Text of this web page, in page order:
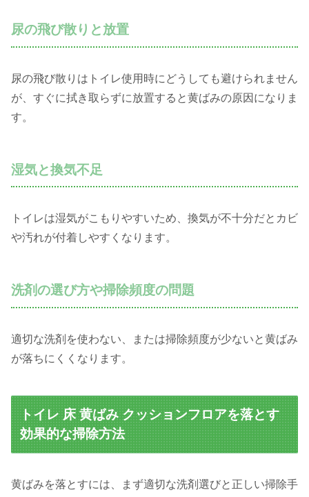
尿の飛び散りと放置
尿の飛び散りはトイレ使用時にどうしても避けられません
が、すぐに拭き取らずに放置すると黄ばみの原因になりま
す。
湿気と換気不足
トイレは湿気がこもりやすいため、換気が不十分だとカビ
や汚れが付着しやすくなります。
洗剤の選び方や掃除頻度の問題
適切な洗剤を使わない、または掃除頻度が少ないと黄ばみ
が落ちにくくなります。
トイレ 床 黄ばみ クッションフロアを落とす
効果的な掃除方法
黄ばみを落とすには、まず適切な洗剤選びと正しい掃除手